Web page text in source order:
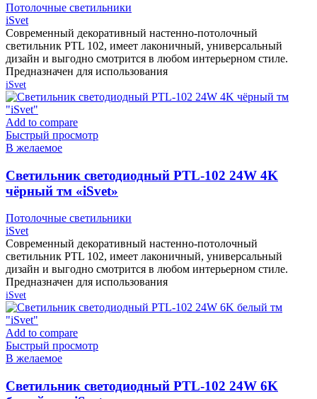
Потолочные светильники
iSvet
Современный декоративный настенно-потолочный
светильник PTL 102, имеет лаконичный, универсальный
дизайн и выгодно смотрится в любом интерьерном стиле.
Предназначен для использования
iSvet
Add to compare
Быстрый просмотр
В желаемое
Cветильник светодиодный PTL-102 24W 4K
чёрный тм «iSvet»
Потолочные светильники
iSvet
Современный декоративный настенно-потолочный
светильник PTL 102, имеет лаконичный, универсальный
дизайн и выгодно смотрится в любом интерьерном стиле.
Предназначен для использования
iSvet
Add to compare
Быстрый просмотр
В желаемое
Cветильник светодиодный PTL-102 24W 6K